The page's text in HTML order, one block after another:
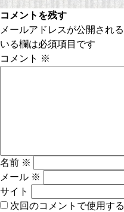
コメントを残す
メールアドレスが公開され
いる欄は必須項目です
コメント ※
名前 ※
メール ※
サイト
次回のコメントで使用す